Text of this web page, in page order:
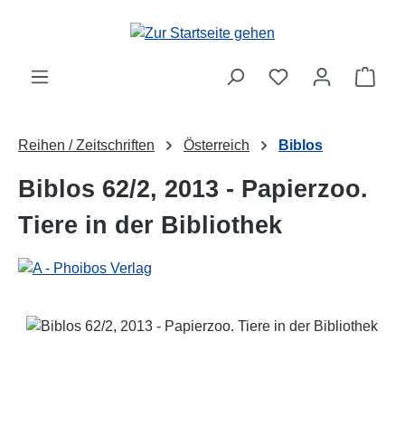
Zum Hauptinhalt springen
Reihen / Zeitschriften Österreich Biblos
Biblos 62/2, 2013 - Papierzoo.
Tiere in der Bibliothek
Bildergalerie überspringen